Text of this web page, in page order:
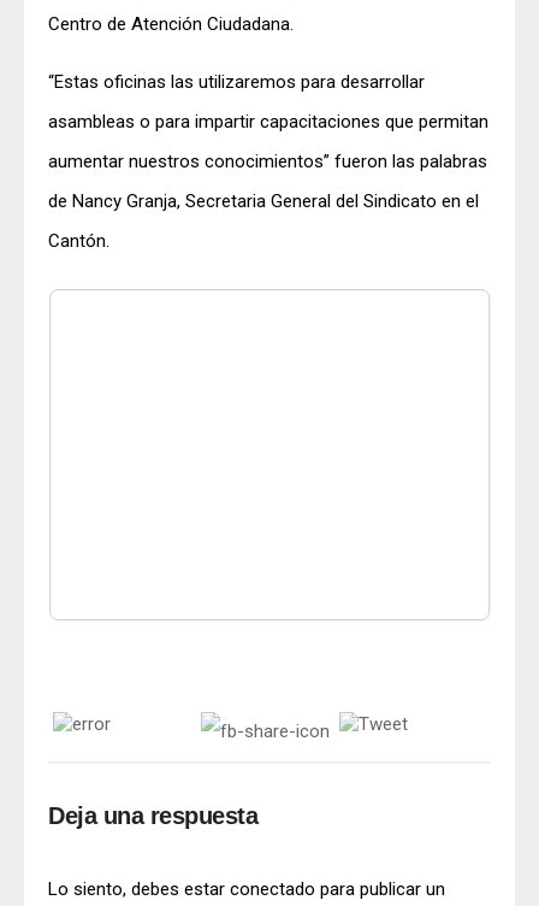
Centro de Atención Ciudadana.
“Estas oficinas las utilizaremos para desarrollar
asambleas o para impartir capacitaciones que permitan
aumentar nuestros conocimientos” fueron las palabras
de Nancy Granja, Secretaria General del Sindicato en el
Cantón.
Deja una respuesta
Lo siento, debes estar conectado para publicar un